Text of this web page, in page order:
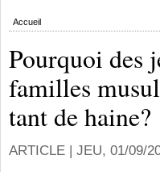
Accueil
Pourquoi des
familles
tant de haine?
ARTICLE | JEU, 01/09/